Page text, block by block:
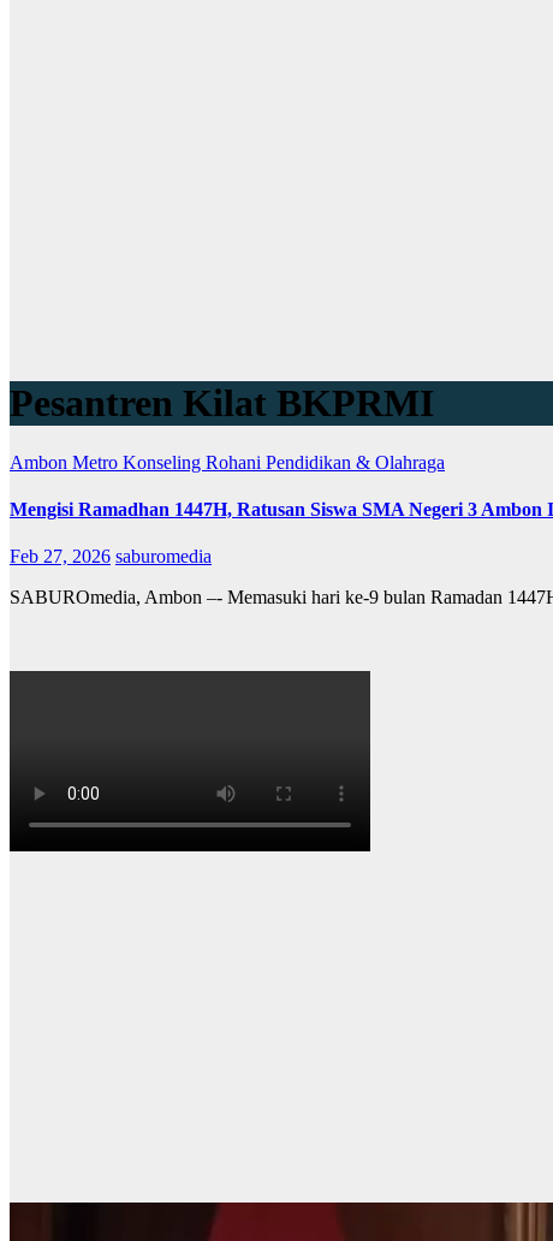
Pesantren Kilat BKPRMI
Ambon Metro Konseling Rohani Pendidikan & Olahraga
Mengisi Ramadhan 1447H, Ratusan Siswa SMA Negeri 3
Feb 27, 2026 saburomedia
SABUROmedia, Ambon –- Memasuki hari ke-9 bulan Ramadan